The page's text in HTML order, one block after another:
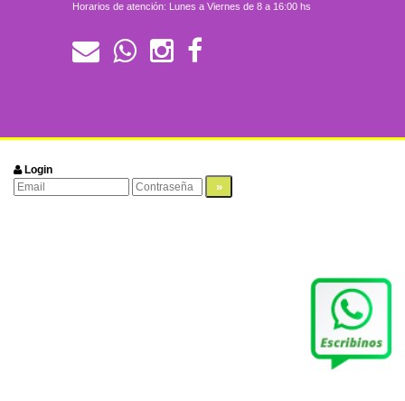
Horarios de atención: Lunes a Viernes de 8 a 16:00 hs
Login